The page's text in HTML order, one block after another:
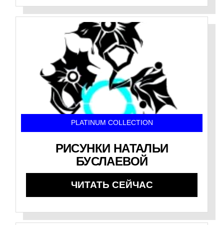
PLATINUM COLLECTION
РИСУНКИ НАТАЛЬИ
БУСЛАЕВОЙ
ЧИТАТЬ СЕЙЧАС